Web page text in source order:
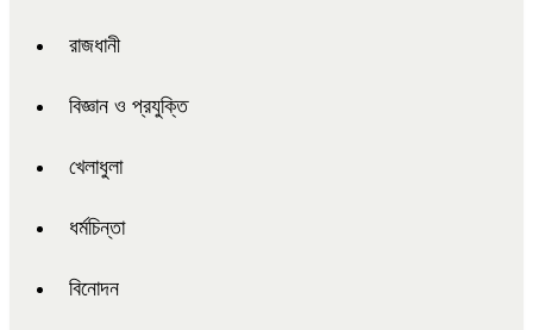
রাজধানী
বিজ্ঞান ও প্রযুক্তি
খেলাধুলা
ধর্মচিন্তা
বিনোদন